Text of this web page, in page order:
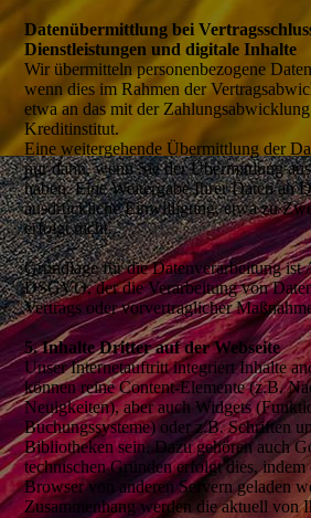
Datenübermittlung bei
Dienstleistungen und digitale Inhalte
Wir übermitteln personenbezogene
wenn dies im Rahmen der
etwa an das mit der
Kreditinstitut.
Eine weitergehende Übermittlung der
nur dann, wenn Sie der Übermittlung
haben. Eine Weitergabe Ihrer Daten an
ausdrückliche Einwilligung, etwa zu
erfolgt nicht.
Grundlage für die Datenverarbeitung ist
DSGVO, der die Verarbeitung von
Vertrags oder vorvertraglicher
5. Inhalte Dritter auf der Webseite
Unser Internetauftritt integriert Inhalte
können reine Content-Elemente (z.B.
Neuigkeiten), aber auch Widgets
Buchungssysteme) oder z.B. Schriften
Bibliotheken sein. Dazu gehören auch
technischen Gründen erfolgt dies,
Browser von anderen Servern geladen
Zusammenhang werden die aktuell von